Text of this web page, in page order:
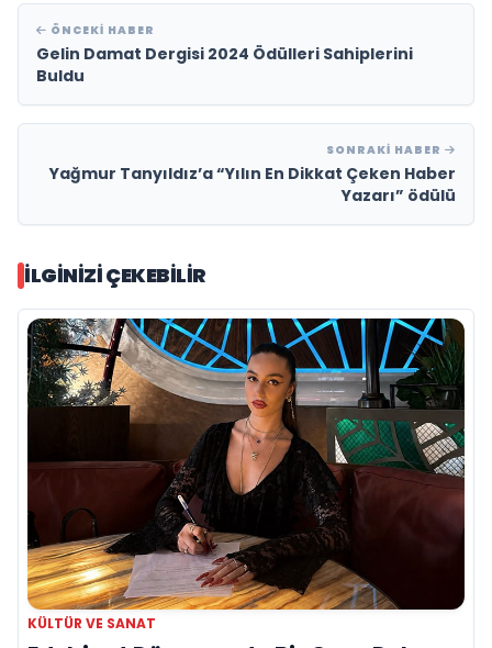
ÖNCEKI HABER
Gelin Damat Dergisi 2024 Ödülleri Sahiplerini
Buldu
SONRAKI HABER
Yağmur Tanyıldız’a “Yılın En Dikkat Çeken Haber
Yazarı” ödülü
İLGINIZI ÇEKEBILIR
KÜLTÜR VE SANAT